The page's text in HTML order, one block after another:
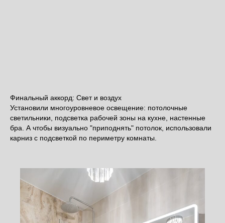
Финальный аккорд: Свет и воздух
Установили многоуровневое освещение: потолочные
светильники, подсветка рабочей зоны на кухне, настенные
бра. А чтобы визуально "приподнять" потолок, использовали
карниз с подсветкой по периметру комнаты.